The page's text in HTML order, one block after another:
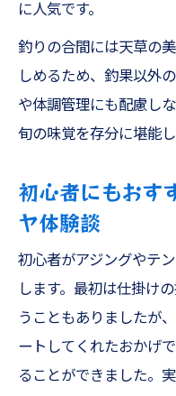
に人気です。
釣りの合間には天草の
しめるため、釣果以外
や体調管理にも配慮し
旬の味覚を存分に堪能し
初心者にもおす
ヤ体験談
初心者がアジングやテ
します。最初は仕掛け
うこともありましたが
ートしてくれたおかげ
ることができました。